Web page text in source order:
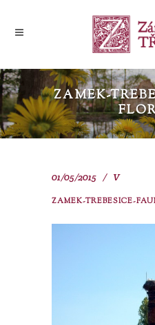
ZAMEK-
01/05/2015 V
ZAMEK-TREBESICE-